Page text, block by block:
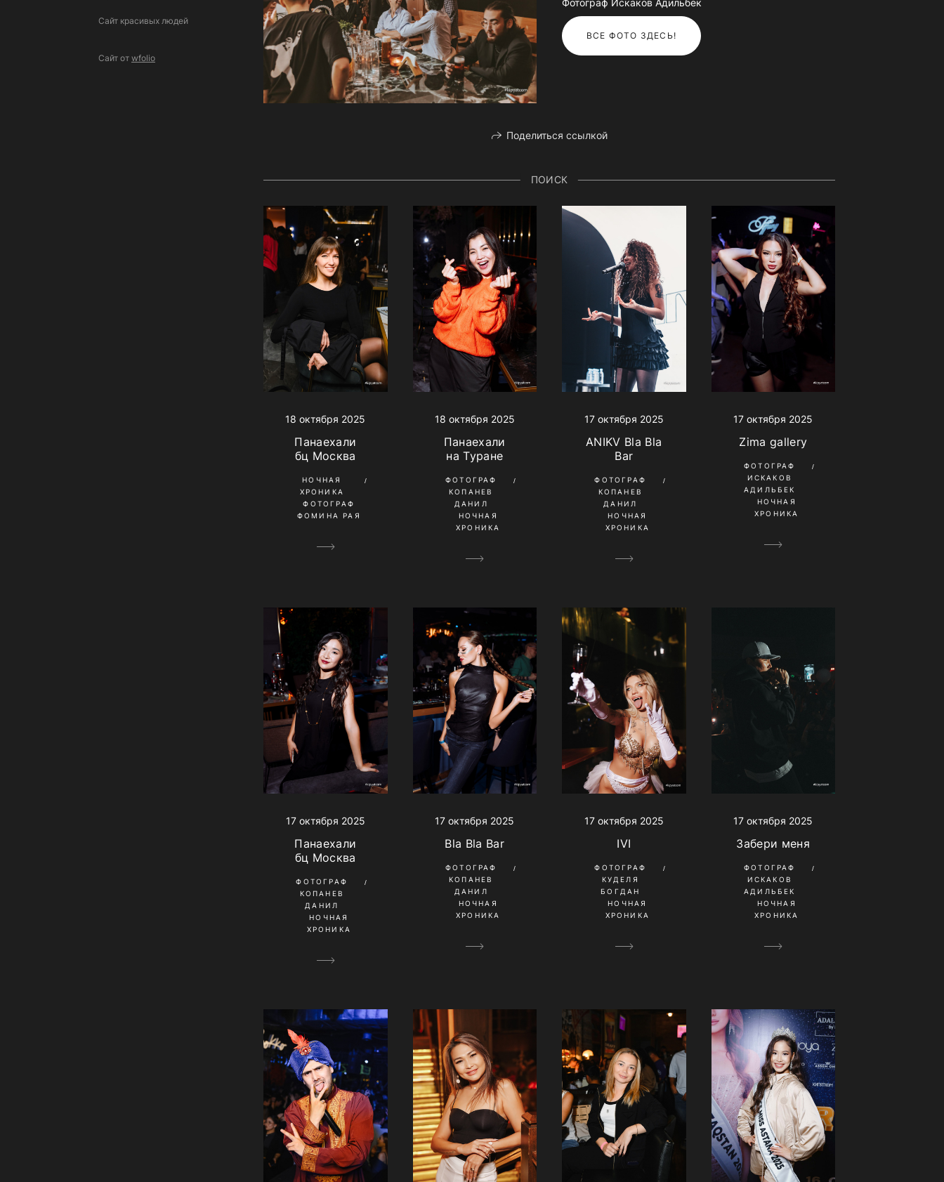
Сайт красивых людей
Сайт от wfolio
ВСЕ ФОТО ЗДЕСЬ!
Поделиться ссылкой
ПОИСК
18 октября 2025
Панаехали
бц Москва
НОЧНАЯ
ХРОНИКА
ФОТОГРАФ
ФОМИНА РАЯ
18 октября 2025
Панаехали
на Туране
ФОТОГРАФ
КОПАНЕВ
ДАНИЛ
НОЧНАЯ
ХРОНИКА
17 октября 2025
ANIKV Bla Bla
Bar
ФОТОГРАФ
КОПАНЕВ
ДАНИЛ
НОЧНАЯ
ХРОНИКА
17 октября 2025
Zima gallery
ФОТОГРАФ
ИСКАКОВ
АДИЛЬБЕК
НОЧНАЯ
ХРОНИКА
17 октября 2025
Панаехали
бц Москва
ФОТОГРАФ
КОПАНЕВ
ДАНИЛ
НОЧНАЯ
ХРОНИКА
17 октября 2025
Bla Bla Bar
ФОТОГРАФ
КОПАНЕВ
ДАНИЛ
НОЧНАЯ
ХРОНИКА
17 октября 2025
IVI
ФОТОГРАФ
КУДЕЛЯ
БОГДАН
НОЧНАЯ
ХРОНИКА
17 октября 2025
Забери меня
ФОТОГРАФ
ИСКАКОВ
АДИЛЬБЕК
НОЧНАЯ
ХРОНИКА